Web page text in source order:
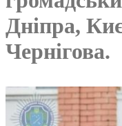
Дніпра,
Чернігова.